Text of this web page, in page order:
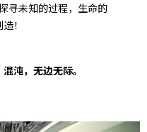
寻未知的过程，生命的
！
沌，无边无际。